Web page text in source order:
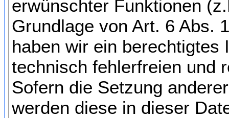
erwünschter Funktionen
Grundlage von Art. 6 Abs.
haben wir ein berechtigtes
technisch fehlerfreien und
Sofern die Setzung
werden diese in dieser